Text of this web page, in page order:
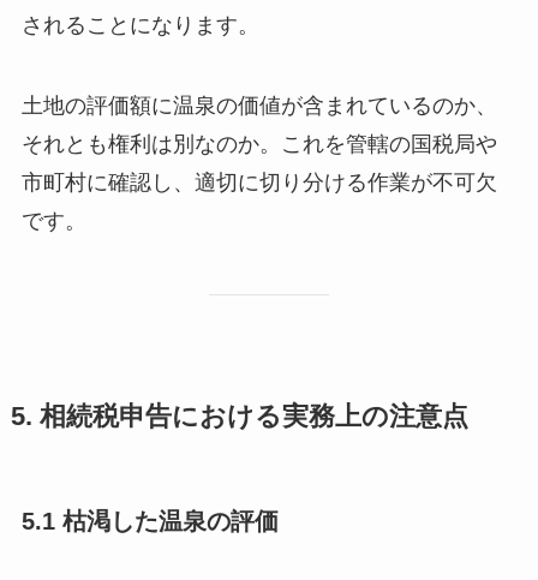
されることになります。
土地の評価額に温泉の価値が含まれているのか、
それとも権利は別なのか。これを管轄の国税局や
市町村に確認し、適切に切り分ける作業が不可欠
です。
5. 相続税申告における実務上の注意点
5.1 枯渇した温泉の評価